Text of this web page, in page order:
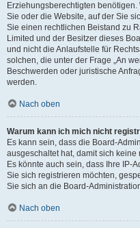
Erziehungsberechtigten
Sie oder die Website, auf der Sie
Sie einen rechtlichen Beistand zu
Limited und der Besitzer dieses
und nicht die Anlaufstelle für
solchen, die unter der Frage „An
Beschwerden oder juristische
werden.
Nach oben
Warum kann ich mich nicht
Es kann sein, dass die Board-
ausgeschaltet hat, damit sich
Es könnte auch sein, dass Ihre IP-
Sie sich registrieren möchten,
Sie sich an die Board-
Nach oben